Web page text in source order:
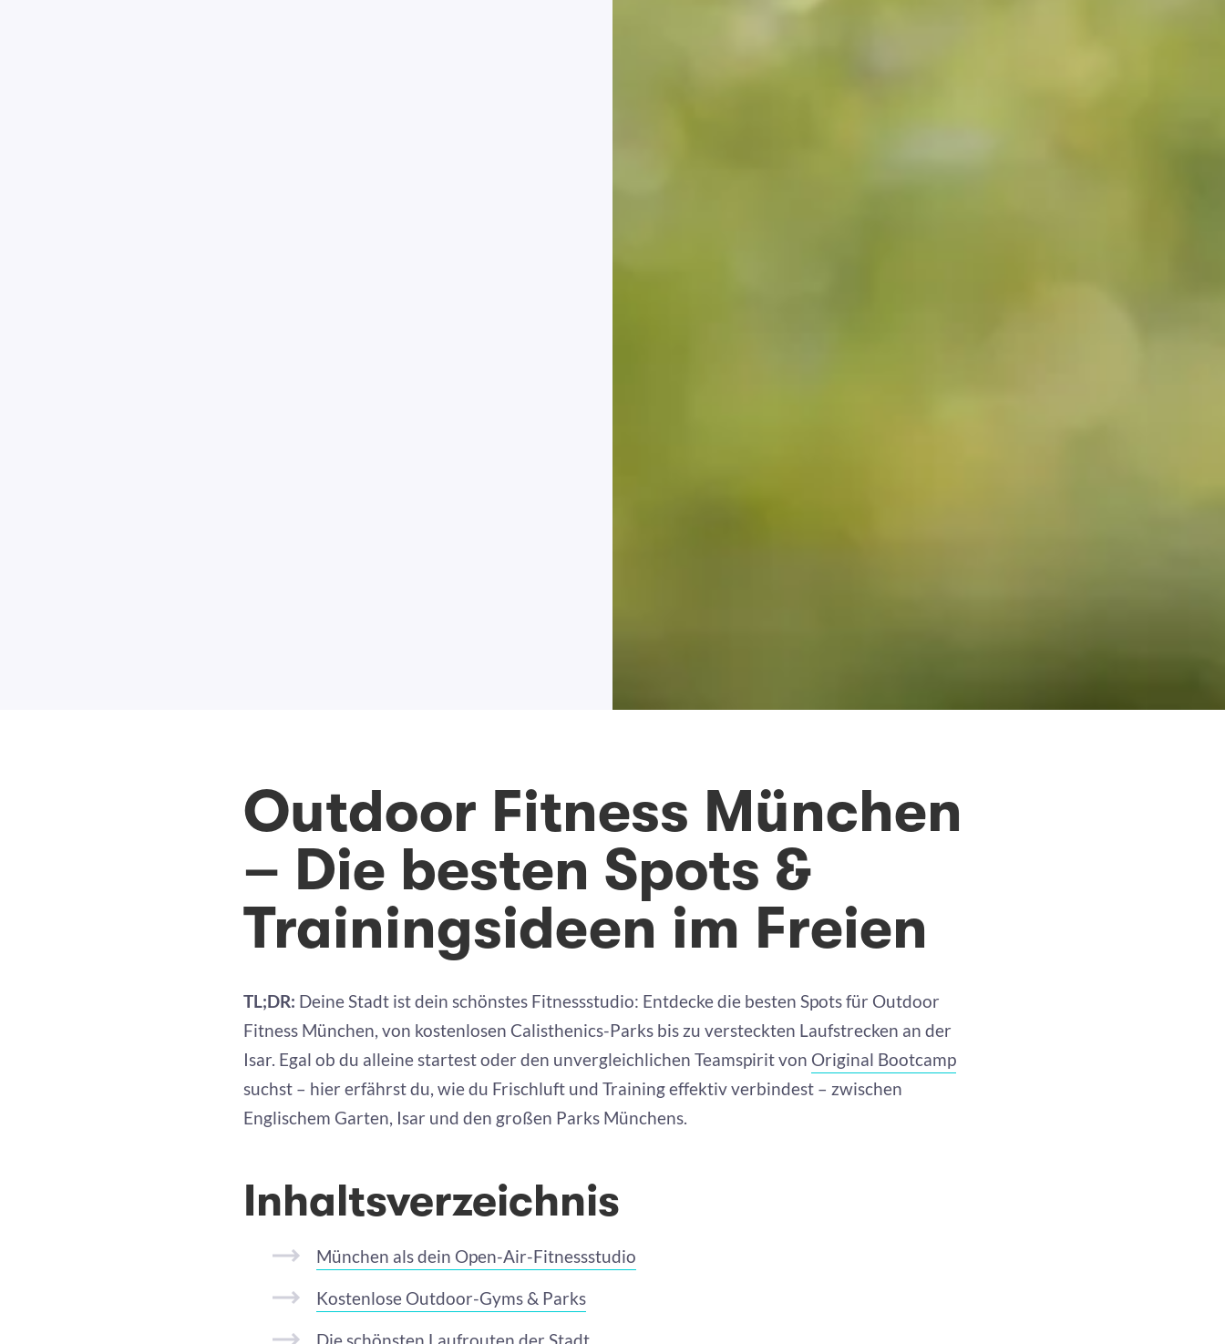
Outdoor Fitness München
– Die besten Spots &
Trainingsideen im Freien
TL;DR: Deine Stadt ist dein schönstes Fitnessstudio: Entdecke die besten Spots für Outdoor
Fitness München, von kostenlosen Calisthenics-Parks bis zu versteckten Laufstrecken an der
Isar. Egal ob du alleine startest oder den unvergleichlichen Teamspirit von Original Bootcamp
suchst – hier erfährst du, wie du Frischluft und Training effektiv verbindest – zwischen
Englischem Garten, Isar und den großen Parks Münchens.
Inhaltsverzeichnis
München als dein Open-Air-Fitnessstudio
Kostenlose Outdoor-Gyms & Parks